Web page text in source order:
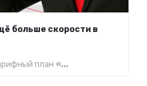
больше скорости в
план «...